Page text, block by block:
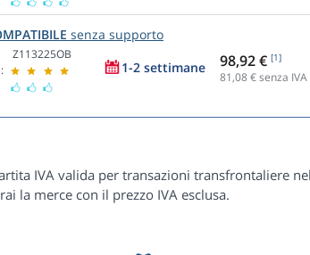
senza supporto
Z113225OB
1-2 settimane 98,92 € [1]
81,08€ senza IVA
IVA valida per transazioni transfrontaliere
la merce con il prezzo IVA esclusa.